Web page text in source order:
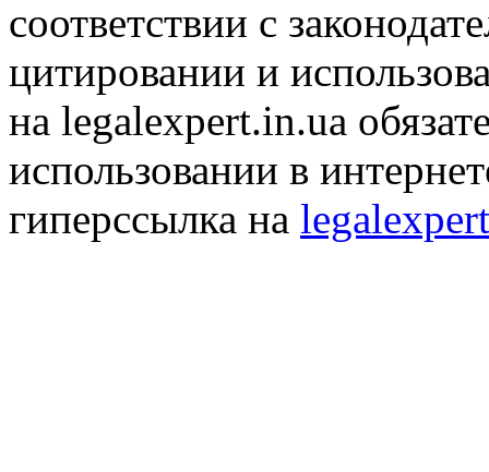
соответствии с
цитировании и
на legalexpert.in.ua
использовании в
гиперссылка на